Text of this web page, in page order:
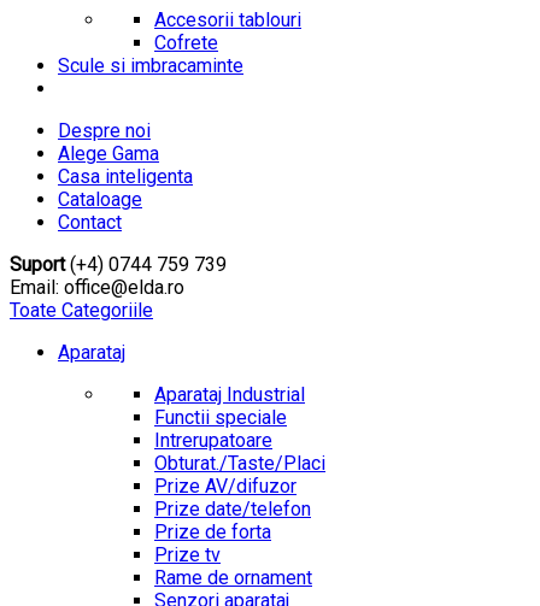
Accesorii tablouri
Cofrete
Scule si imbracaminte
Despre noi
Alege Gama
Casa inteligenta
Cataloage
Contact
Suport(+4) 0744 759 739
Email: office@elda.ro
Toate Categoriile
Aparataj
Aparataj Industrial
Functii speciale
Intrerupatoare
Obturat./Taste/Placi
Prize AV/difuzor
Prize date/telefon
Prize de forta
Prize tv
Rame de ornament
Senzori aparataj